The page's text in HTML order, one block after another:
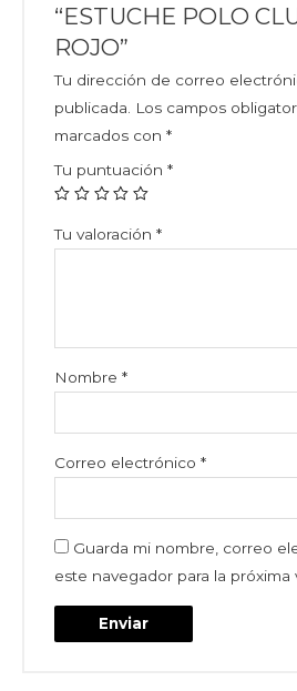
“ESTUCHE POLO
ROJO”
Tu dirección de correo
publicada.
Los campos
marcados con*
Tu puntuación*
Tu valoración*
Nombre*
Correo electrónico*
Guarda mi nombre, correo
este navegador para la próxima